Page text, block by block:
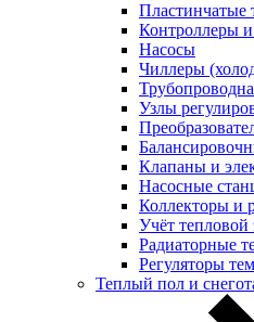
Пластинчатые
Контроллеры и
Насосы
Чиллеры
Узлы
Клапаны и
Насосные
Коллекторы и
Учёт тепловой
Радиаторные
Регуляторы
Теплый пол и